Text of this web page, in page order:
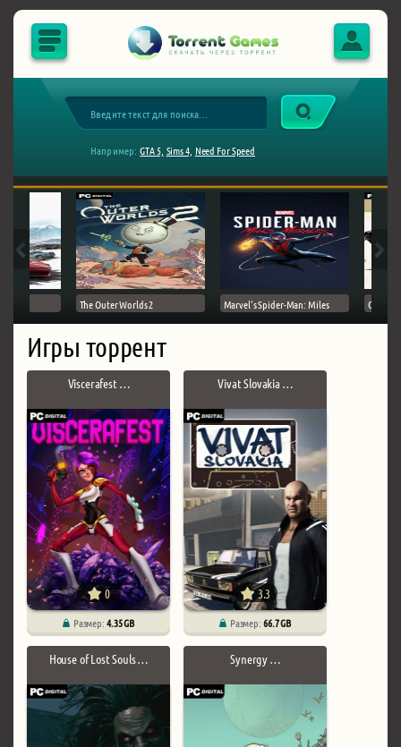
Например: GTA 5, Sims 4, Need For Speed
The Outer Worlds 2 Marvel's Spider-Man: Miles Ghost
Игры торрент
Viscerafest …
0
Размер:4.35 GB
Vivat Slovakia …
3.3
Размер:66.7 GB
House of Lost Souls … Synergy …